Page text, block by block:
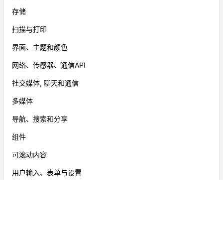
存储
扫描与打印
界面、主题和颜色
网络、传感器、通信API
社交媒体, 聊天和通信
多媒体
导航、搜索和分享
组件
可滚动内容
用户输入、表单与设置